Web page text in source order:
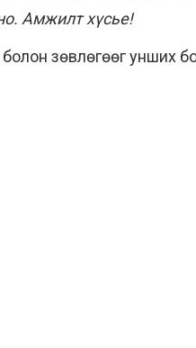
Амжилт хүсье!
зөвлөгөөг унших